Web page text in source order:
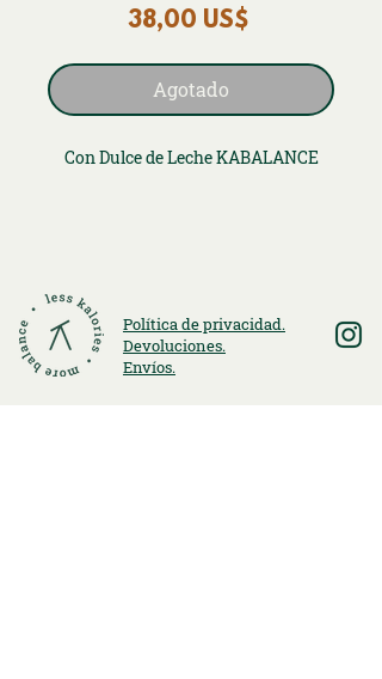
38,00 US$Precio
Agotado
Con Dulce de Leche KABALANCE
Política de privacidad.
Devoluciones.
Envíos.